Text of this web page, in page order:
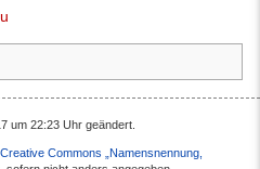
um 22:23 Uhr geändert.
Creative Commons „Namensnennung,